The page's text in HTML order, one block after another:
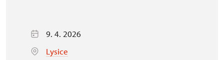
9. 4. 2026
Lysice